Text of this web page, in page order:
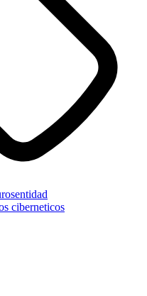
entidad
ciberneticos